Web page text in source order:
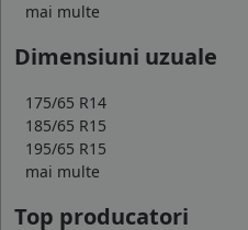
mai multe
Dimensiuni uzuale
175/65 R14
185/65 R15
195/65 R15
mai multe
Top producatori